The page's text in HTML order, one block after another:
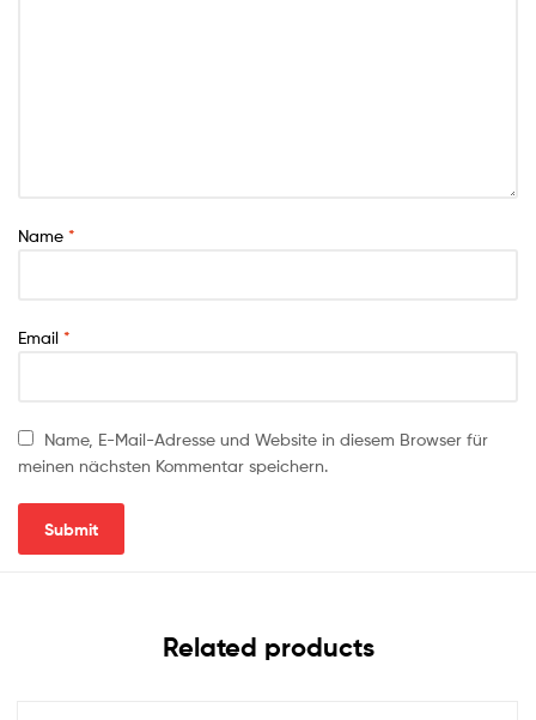
Name *
Email *
Name, E-Mail-Adresse und Website in diesem Browser für
meinen nächsten Kommentar speichern.
Related products